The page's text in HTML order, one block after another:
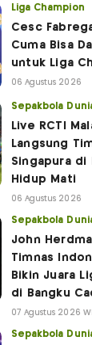
Liga Champion
Cesc
Cuma Bisa
untuk Liga
06 Agustus 2026
Sepakbola
Live RCTI
Langsung
Singapura di
Hidup Mati
06 Agustus 2026
Sepakbola
John
Timnas
Bikin Juara
di Bangku
07 Agustus 2026
Sepakbola